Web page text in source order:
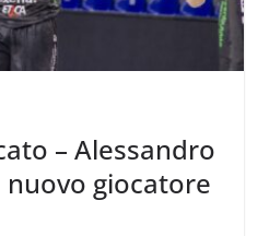
– Alessandro
nuovo giocatore